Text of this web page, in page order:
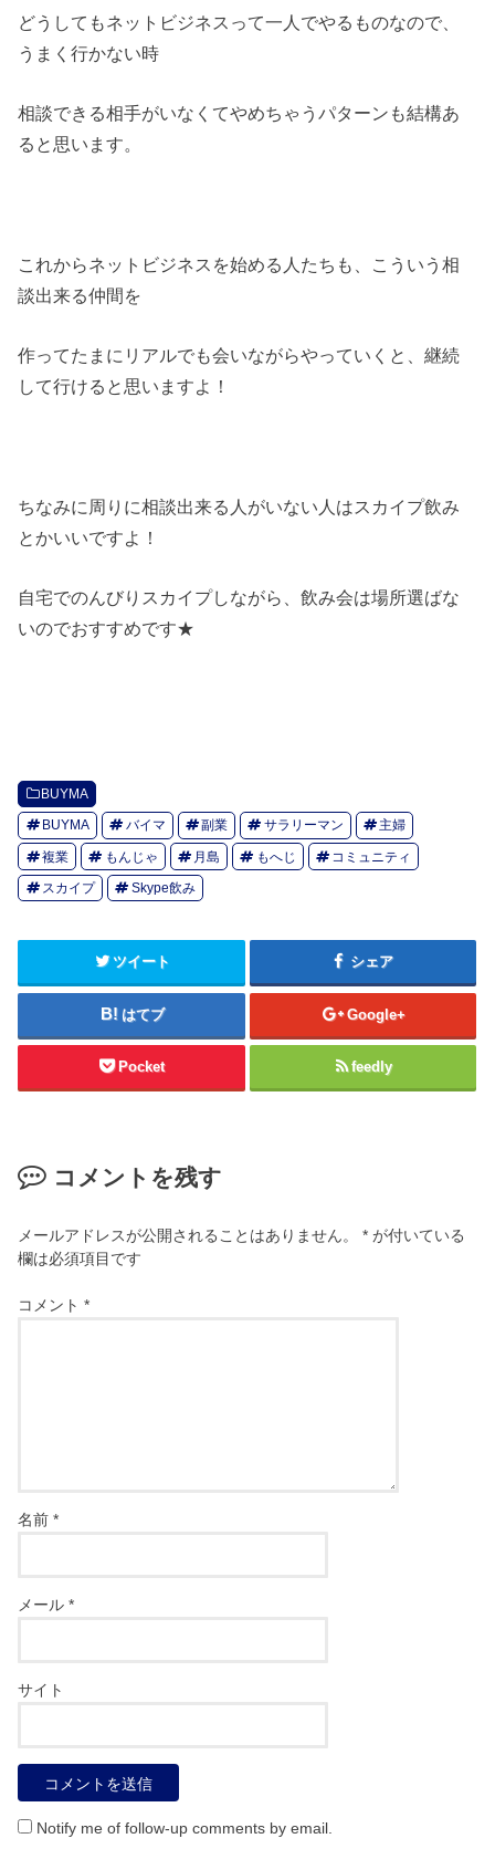
どうしてもネットビジネスって一人でやるものなので、
うまく行かない時
相談できる相手がいなくてやめちゃうパターンも結構あ
ると思います。
これからネットビジネスを始める人たちも、こういう相
談出来る仲間を
作ってたまにリアルでも会いながらやっていくと、継続
して行けると思いますよ！
ちなみに周りに相談出来る人がいない人はスカイプ飲み
とかいいですよ！
自宅でのんびりスカイプしながら、飲み会は場所選ばな
いのでおすすめです★
BUYMA
BUYMA バイマ 副業 サラリーマン 主婦
複業 もんじゃ 月島 もへじ コミュニティ
スカイプ Skype飲み
ツイート シェア
はてブ Google+
Pocket feedly
コメントを残す
メールアドレスが公開されることはありません。 * が付いている
欄は必須項目です
コメント*
名前*
メール*
サイト
Notify me of follow-up comments by email.